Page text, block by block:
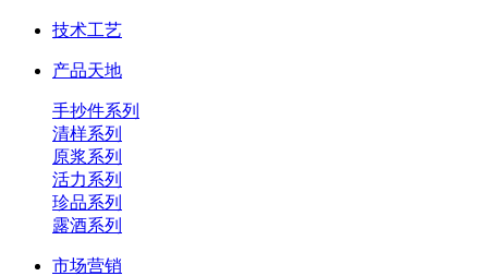
技术工艺
产品天地
手抄件系列
清样系列
原浆系列
活力系列
珍品系列
露酒系列
市场营销